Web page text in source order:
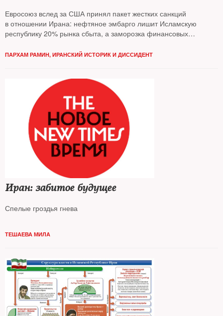
Евросоюз вслед за США принял пакет жестких санкций
в отношении Ирана: нефтяное эмбарго лишит Исламскую
республику 20% рынка сбыта, а заморозка финансовых
ожидать — выяснялNT
ПАРХАМ РАМИН, ИРАНСКИЙ ИСТОРИК И ДИССИДЕНТ
Иран: забитое будущее
Спелые гроздья гнева
ТЕШАЕВА МИЛА